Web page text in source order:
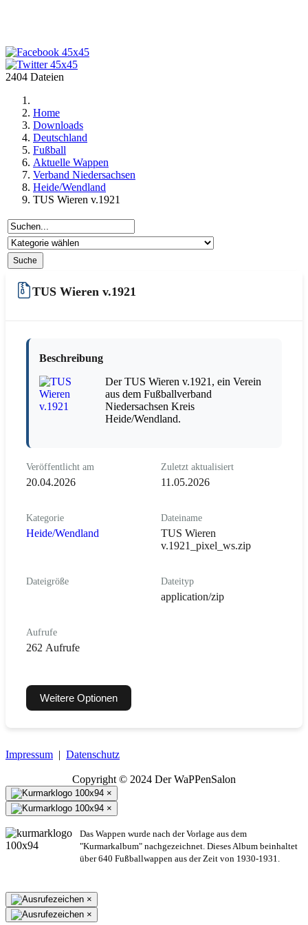
2404 Dateien
Home
Downloads
Deutschland
Fußball
Aktuelle Wappen
Verband Niedersachsen
Heide/Wendland
TUS Wieren v.1921
TUS Wieren v.1921
Beschreibung
Der TUS Wieren v.1921, ein Verein
aus dem Fußballverband
Niedersachsen Kreis
Heide/Wendland.
Veröffentlicht am
20.04.2026
Zuletzt aktualisiert
11.05.2026
Kategorie
Heide/Wendland
Dateiname
TUS Wieren
v.1921_pixel_ws.zip
Dateigröße Dateityp
application/zip
Aufrufe
262 Aufrufe
Weitere Optionen
Impressum | Datenschutz
Copyright © 2024 Der WaPPenSalon
×
×
Das Wappen wurde nach der Vorlage aus dem
"Kurmarkalbum" nachgezeichnet. Dieses Album beinhaltet
über 640 Fußballwappen aus der Zeit von 1930-1931.
×
×